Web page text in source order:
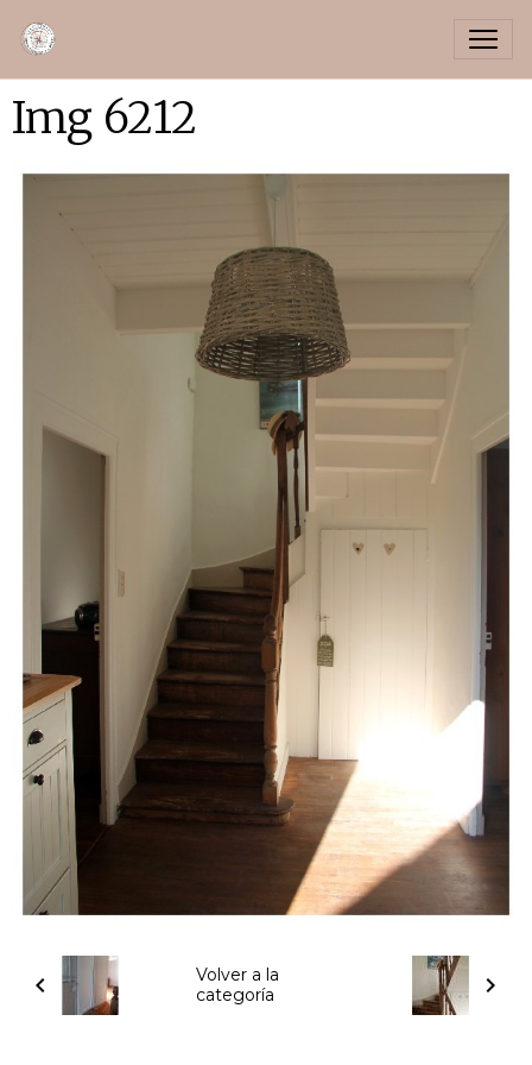
Img 6212
Volver a la
categoría